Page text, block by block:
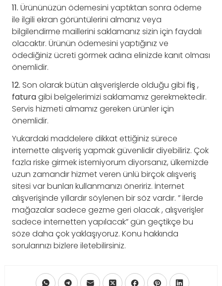
11. Ürününüzün ödemesini yaptıktan sonra ödeme
ile ilgili ekran görüntülerini almanız veya
bilgilendirme maillerini saklamanız sizin için faydalı
olacaktır. Ürünün ödemesini yaptığınız ve
ödediğiniz ücreti görmek adına elinizde kanıt olması
önemlidir.
12. Son olarak bütün alışverişlerde olduğu gibi fiş ,
faturagibi belgelerimizi saklamamız gerekmektedir.
Servis hizmeti almamız gereken ürünler için
önemlidir.
Yukardaki maddelere dikkat ettiğiniz sürece
internette alışveriş yapmak güvenlidir diyebiliriz. Çok
fazla riske girmek istemiyorum diyorsanız, ülkemizde
uzun zamandır hizmet veren ünlü birçok alışveriş
sitesi var bunları kullanmanızı öneririz. İnternet
alışverişinde yıllardır söylenen bir söz vardır. ” İlerde
mağazalar sadece gezme geri olacak , alışverişler
sadece internetten yapılacak” gün geçtikçe bu
söze daha çok yaklaşıyoruz. Konu hakkında
sorularınızı bizlere iletebilirsiniz.